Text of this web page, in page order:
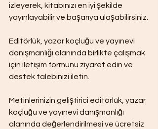
izleyerek, kitabınızı en iyi şekilde
yayınlayabilir ve başarıya ulaşabilirsiniz.
Editörlük, yazar koçluğu ve yayınevi
danışmanlığı alanında birlikte çalışmak
için iletişim formunu ziyaret edin ve
destek talebinizi iletin.
Metinlerinizin geliştirici editörlük, yazar
koçluğu ve yayınevi danışmanlığı
alanında değerlendirilmesi ve ücretsiz